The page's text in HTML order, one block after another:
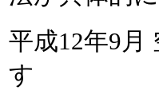
平成12年9
す